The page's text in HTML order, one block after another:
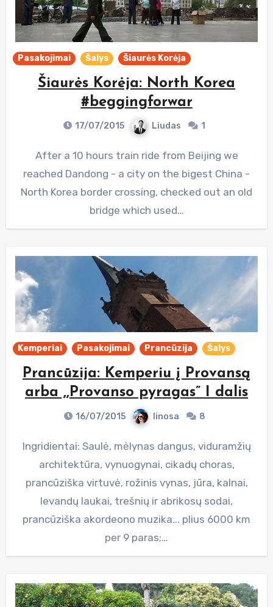
Pasakojimai Šalys Šiaurės Korėja
Šiaurės Korėja: North Korea
#beggingforwar
17/07/2015 Liudas 1
After a 10 hours train ride from Beijing we
reached Dandong - a city on the bigest China -
North Korea border crossing, checked out an old
bridge which used…
Kemperiai Pasakojimai Prancūzija Šalys
Prancūzija: Kemperiu į Provansą
arba ,,Provanso pyragas” I dalis
16/07/2015 linosa 8
Ingridientai: Saulė, mėlynas dangus, viduramžių
architektūra, vynuogynai, cikadų choras,
prancūziška virtuvė, rožinis vynas, jūra, kalnai,
levandų laukai, trešnių ir abrikosų sodai,
prancūziška akordeono muzika... plius 6000 km
per 9 paras;…